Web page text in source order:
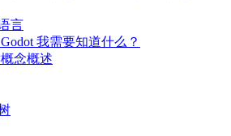
言
我需要知道什么？
念概述